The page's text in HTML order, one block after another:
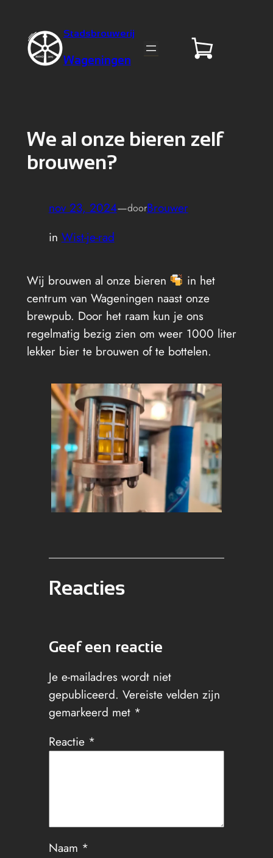
Stadsbrouwerij
Wageningen
We al onze bieren zelf
brouwen?
nov 23, 2024—doorBrouwer
in Wist-je-rad
Wij brouwen al onze bieren
in het
centrum van Wageningen naast onze
brewpub. Door het raam kun je ons
regelmatig bezig zien om weer 1000 liter
lekker bier te brouwen of te bottelen.
Reacties
Geef een reactie
Je e-mailadres wordt niet
gepubliceerd. Vereiste velden zijn
gemarkeerd met *
Reactie *
Naam *